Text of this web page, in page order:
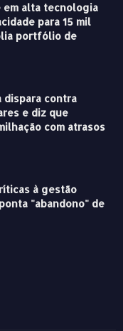
em alta tecnologia
para 15 mil
portfólio de
dispara contra
e diz que
com atrasos
à gestão
"abandono" de